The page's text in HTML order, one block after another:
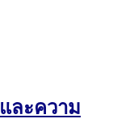
ละความ